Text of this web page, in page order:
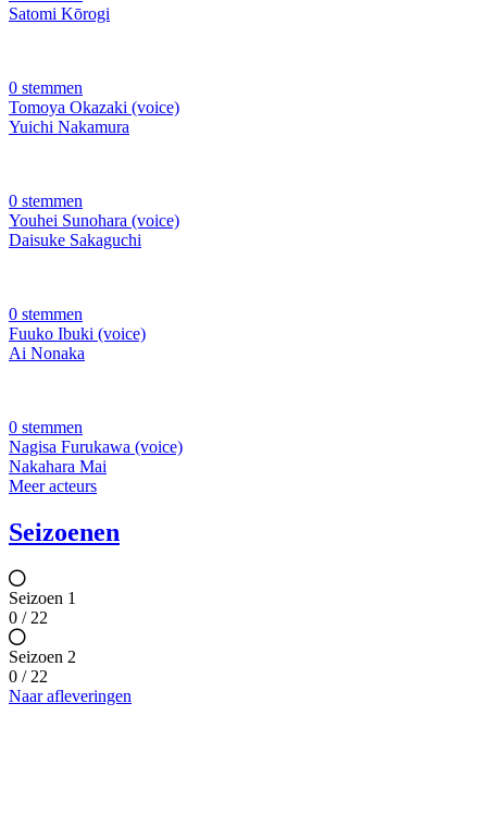
Satomi Kōrogi
0 stemmen
Tomoya Okazaki (voice)
Yuichi Nakamura
0 stemmen
Youhei Sunohara (voice)
Daisuke Sakaguchi
0 stemmen
Fuuko Ibuki (voice)
Ai Nonaka
0 stemmen
Nagisa Furukawa (voice)
Nakahara Mai
Meer acteurs
Seizoenen
Seizoen 1
0 / 22
Seizoen 2
0 / 22
Naar afleveringen